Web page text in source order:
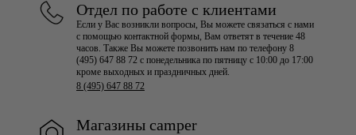
Отдел по работе с клиентами
Если у Вас возникли вопросы, Вы можете связаться с нами
с помощью контактной формы, Вам ответят в течение 48
часов. Также Вы можете позвонить нам по телефону 8
(495) 647 88 72 с понедельника по пятницу с 10:00 до 17:00
кроме выходных и праздничных дней.
8 (495) 647 88 72
Магазины camper